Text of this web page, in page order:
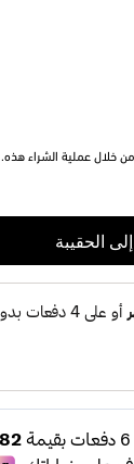
خلال عملية الشراء هذه.
الحقيبة